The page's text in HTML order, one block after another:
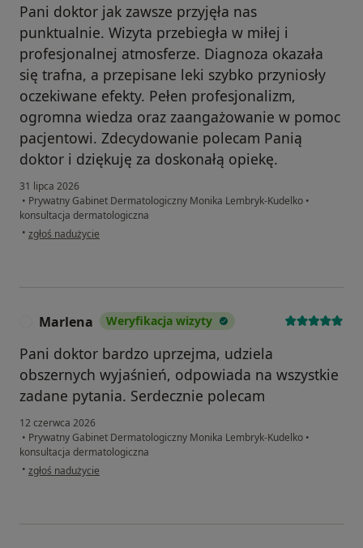
Pani doktor jak zawsze przyjęła nas
punktualnie. Wizyta przebiegła w miłej i
profesjonalnej atmosferze. Diagnoza okazała
się trafna, a przepisane leki szybko przyniosły
oczekiwane efekty. Pełen profesjonalizm,
ogromna wiedza oraz zaangażowanie w pomoc
pacjentowi. Zdecydowanie polecam Panią
doktor i dziękuję za doskonałą opiekę.
31 lipca 2026
• Prywatny Gabinet Dermatologiczny Monika Lembryk-Kudelko •
konsultacja dermatologiczna
• w opinii użytkownika Bożena
zgłoś nadużycie
Marlena Weryfikacja wizyty
Pani doktor bardzo uprzejma, udziela
obszernych wyjaśnień, odpowiada na wszystkie
zadane pytania. Serdecznie polecam
12 czerwca 2026
• Prywatny Gabinet Dermatologiczny Monika Lembryk-Kudelko •
konsultacja dermatologiczna
• w opinii użytkownika Marlena
zgłoś nadużycie